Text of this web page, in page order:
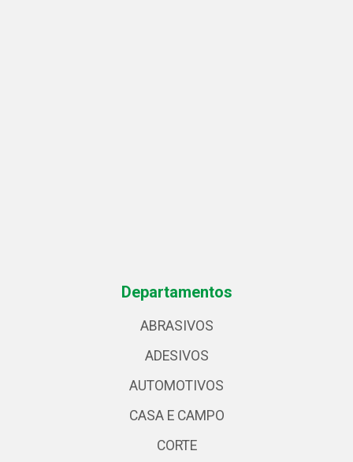
Departamentos
ABRASIVOS
ADESIVOS
AUTOMOTIVOS
CASA E CAMPO
CORTE